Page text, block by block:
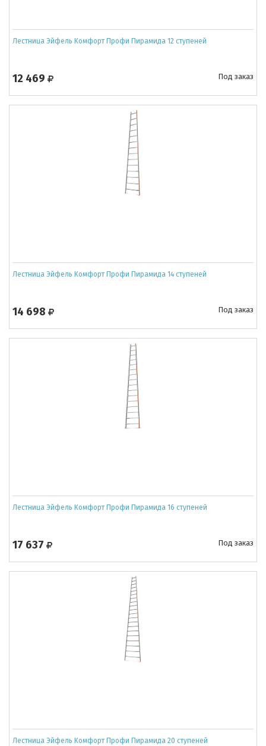
Лестница Эйфель Комфорт Профи Пирамида 12 ступеней
12 469 Под заказ
Лестница Эйфель Комфорт Профи Пирамида 14 ступеней
14 698 Под заказ
Лестница Эйфель Комфорт Профи Пирамида 16 ступеней
17 637 Под заказ
Лестница Эйфель Комфорт Профи Пирамида 20 ступеней